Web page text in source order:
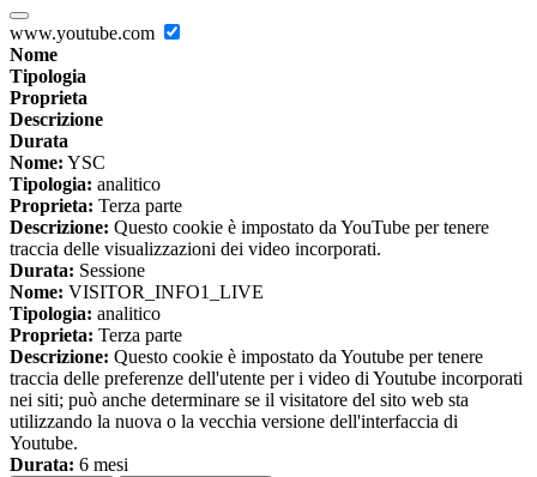
www.youtube.com
Nome
Tipologia
Proprieta
Descrizione
Durata
Nome: YSC
Tipologia: analitico
Proprieta: Terza parte
Descrizione: Questo cookie è impostato da YouTube per tenere
traccia delle visualizzazioni dei video incorporati.
Durata: Sessione
Nome: VISITOR_INFO1_LIVE
Tipologia: analitico
Proprieta: Terza parte
Descrizione: Questo cookie è impostato da Youtube per tenere
traccia delle preferenze dell'utente per i video di Youtube incorporati
nei siti; può anche determinare se il visitatore del sito web sta
utilizzando la nuova o la vecchia versione dell'interfaccia di
Youtube.
Durata: 6 mesi